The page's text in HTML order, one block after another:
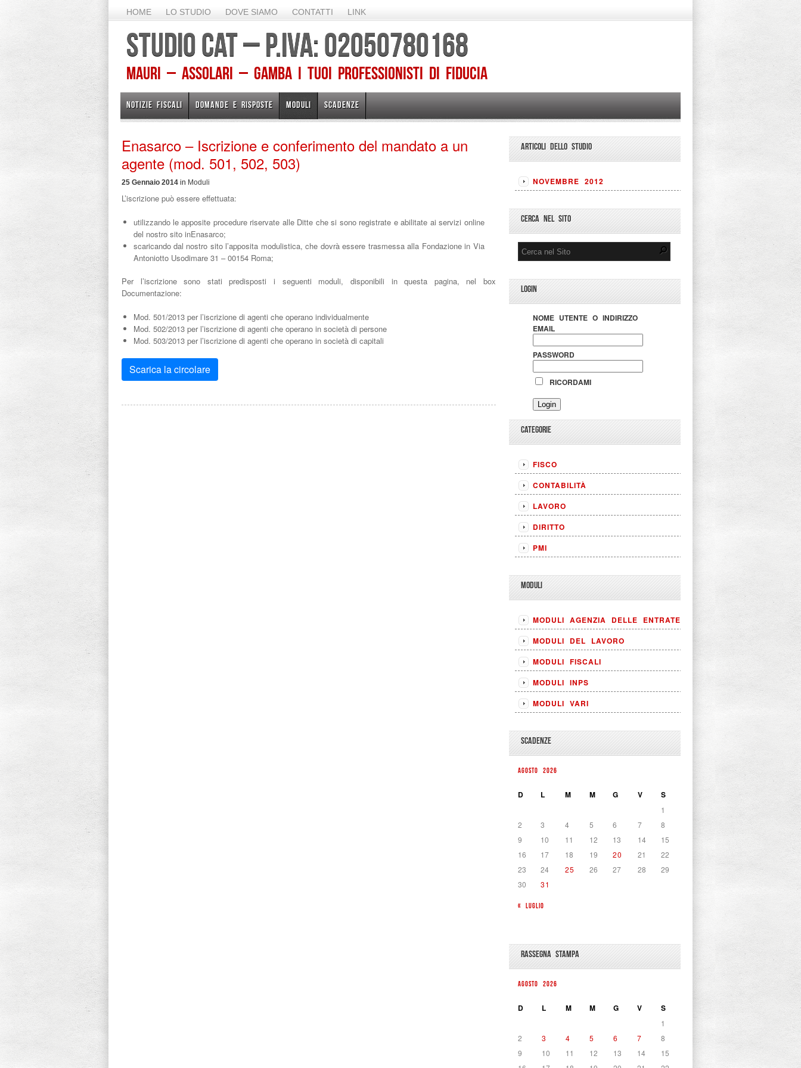
HOME LO STUDIO DOVE SIAMO CONTATTI LINK
STUDIO CAT – P.IVA: 02050780168
Mauri – Assolari – Gamba I TUOI PROFESSIONISTI DI FIDUCIA
NOTIZIE FISCALI DOMANDE E RISPOSTE MODULI SCADENZE
Enasarco – Iscrizione e conferimento del mandato a un
agente (mod. 501, 502, 503)
25 Gennaio 2014 in Moduli
L’iscrizione può essere effettuata:
utilizzando le apposite procedure riservate alle Ditte che si sono registrate e abilitate ai servizi online
del nostro sito inEnasarco;
scaricando dal nostro sito l’apposita modulistica, che dovrà essere trasmessa alla Fondazione in Via
Antoniotto Usodimare 31 – 00154 Roma;
Per l’iscrizione sono stati predisposti i seguenti moduli, disponibili in questa pagina, nel box
Documentazione:
Mod. 501/2013 per l’iscrizione di agenti che operano individualmente
Mod. 502/2013 per l’iscrizione di agenti che operano in società di persone
Mod. 503/2013 per l’iscrizione di agenti che operano in società di capitali
Scarica la circolare
ARTICOLI DELLO STUDIO
NOVEMBRE 2012
CERCA NEL SITO
LOGIN
NOME UTENTE O INDIRIZZO
EMAIL
PASSWORD
RICORDAMI
CATEGORIE
FISCO
CONTABILITÀ
LAVORO
DIRITTO
PMI
MODULI
MODULI AGENZIA DELLE ENTRATE
MODULI DEL LAVORO
MODULI FISCALI
MODULI INPS
MODULI VARI
SCADENZE
AGOSTO 2026
D L M M G V S
« LUGLIO
1
2
3 4 5 6 7
8
9
10 11 12 13 14
15
16
17 18 19 20 21
22
23
24 25 26 27 28
29
30
31
RASSEGNA STAMPA
AGOSTO 2026
D L M M G V S
1
2
3 4 5 6 7
8
9
10 11 12 13 14
15